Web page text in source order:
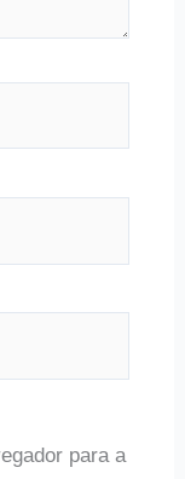
para a